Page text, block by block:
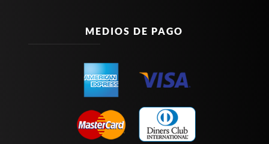
MEDIOS DE PAGO